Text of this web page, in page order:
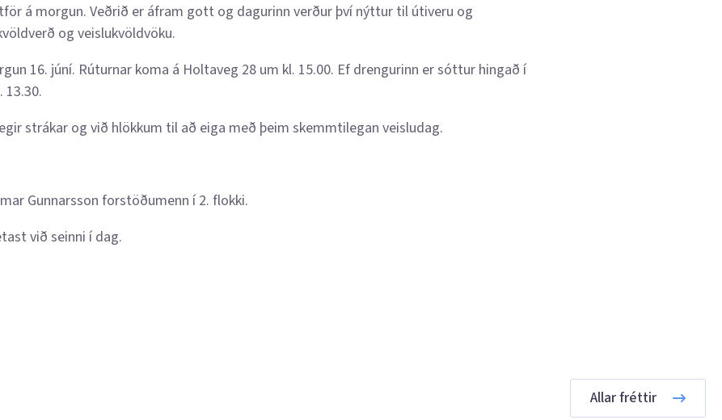
á morgun. Veðrið er áfram gott og dagurinn verður því nýttur til útiveru og
og veislukvöldvöku.
16. júní. Rúturnar koma á Holtaveg 28 um kl. 15.00. Ef drengurinn er sóttur hingað í
strákar og við hlökkum til að eiga með þeim skemmtilegan veisludag.
Gunnarsson forstöðumenn í 2. flokki.
við seinni í dag.
Allar fréttir